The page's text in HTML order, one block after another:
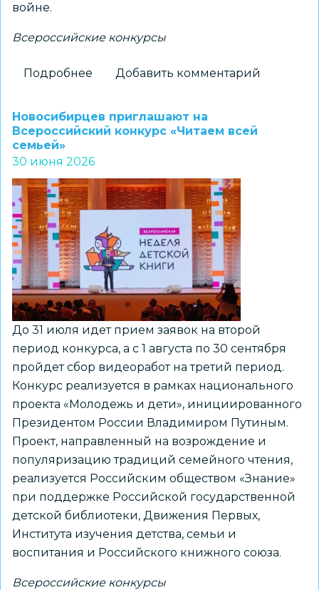
войне.
Всероссийские конкурсы
Подробнее
занял
место
на
XIV
конкурсе
«Моя
семейная
реликвия»
Добавить комментарий
Новосибирцев приглашают на
Всероссийский конкурс «Читаем всей
семьей»
30 июня 2026
До 31 июля идет прием заявок на второй
период конкурса, а с 1 августа по 30 сентября
пройдет сбор видеоработ на третий период.
Конкурс реализуется в рамках национального
проекта «Молодежь и дети», инициированного
Президентом России Владимиром Путиным.
Проект, направленный на возрождение и
популяризацию традиций семейного чтения,
реализуется Российским обществом «Знание»
при поддержке Российской государственной
детской библиотеки, Движения Первых,
Института изучения детства, семьи и
воспитания и Российского книжного союза.
Всероссийские конкурсы